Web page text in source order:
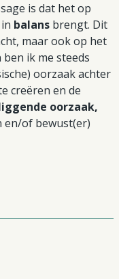
is dat het op
balans brengt. Dit
maar ook op het
ik me steeds
oorzaak achter
creëren en de
oorzaak,
en/of bewust(er)